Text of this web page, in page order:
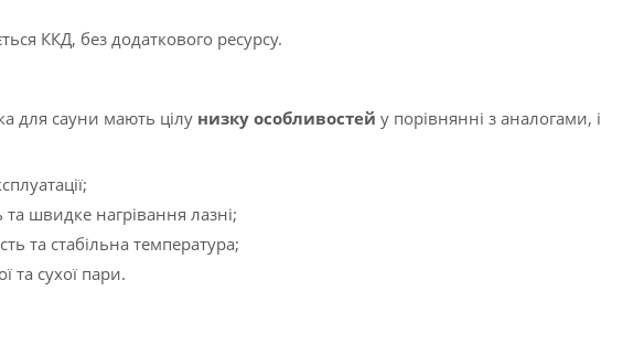
ККД, без додаткового ресурсу.
для сауни мають цілу низку особливостей у порівнянні з аналогами, і
та швидке нагрівання лазні;
та стабільна температура;
та сухої пари.